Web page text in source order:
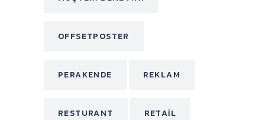
OFFSETPOSTER
PERAKENDE REKLAM
RESTURANT RETAIL